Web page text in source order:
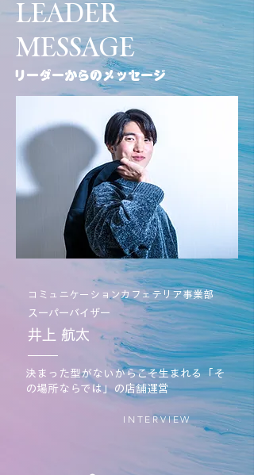
LEADER
MESSAGE
リーダーからのメッセージ
コミュニケーションカフェテリア事業部
スーパーバイザー
井上 航太
決まった型がないからこそ生まれる「そ
の場所ならでは」の店舗運営
INTERVIEW